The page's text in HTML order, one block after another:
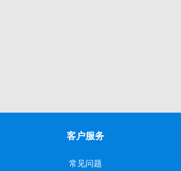
客户服务
常见问题